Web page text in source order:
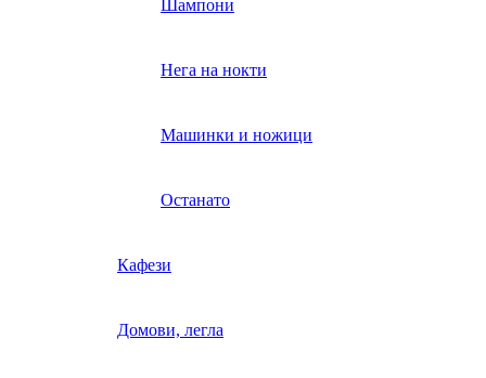
Шампони
Нега на нокти
Машинки и ножици
Останато
Кафези
Домови, легла